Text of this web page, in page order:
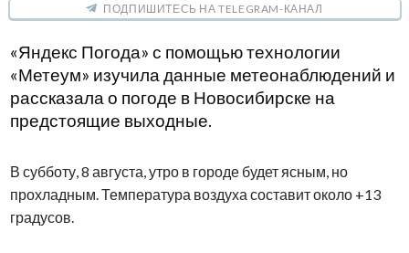
ПОДПИШИТЕСЬ НА TELEGRAM-КАНАЛ
«Яндекс Погода» с помощью технологии
«Метеум» изучила данные метеонаблюдений и
рассказала о погоде в Новосибирске на
предстоящие выходные.
В субботу, 8 августа, утро в городе будет ясным, но
прохладным. Температура воздуха составит около +13
градусов.